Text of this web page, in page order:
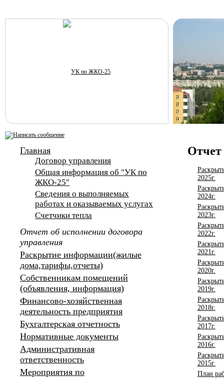
Главная
Договор управления
Общая информация об "УК по
ЖКО-25"
Сведения о выполняемых
работах и оказываемых услугах
Счетчики тепла
Отчет об исполнении договора
управления
Раскрытие информации(жилые
дома,тарифы,отчеты)
Собственникам помещений
(объявления, информация)
Финансово-хозяйственная
деятельность предприятия
Бухгалтерская отчетность
Нормативные документы
Административная
ответственность
Мероприятия по
Отчет
2025г.
2024г.
2023г.
2022г.
2021г.
2020г.
2019г.
2018г.
2017г.
2016г.
2015г.
План